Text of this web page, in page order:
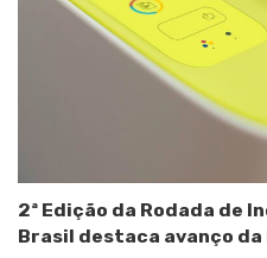
2ª Edição da Rodada de
Brasil destaca avanço